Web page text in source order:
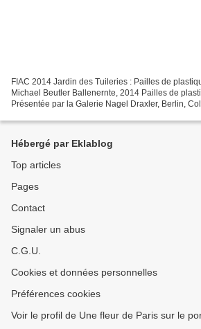
FIAC 2014 Jardin des Tuileries : Pailles de
Michael Beutler Ballenernte, 2014 Pailles de
Présentée par la Galerie Nagel Draxler, Berlin,
Hébergé par Eklablog
Top articles
Pages
Contact
Signaler un abus
C.G.U.
Cookies et données personnelles
Préférences cookies
Voir le profil de Une fleur de Paris sur le